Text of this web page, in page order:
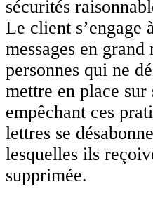
sécurités
Le client s’engage
messages en
personnes qui ne
mettre en place
empêchant ces
lettres se
lesquelles ils
supprimée.